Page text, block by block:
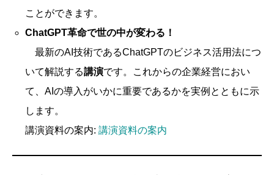
ことができます。
ChatGPT革命で世の中が変わる！
最新のAI技術であるChatGPTのビジネス活用法につ
いて解説する講演です。これからの企業経営におい
て、AIの導入がいかに重要であるかを実例とともに示
します。
講演資料の案内: 講演資料の案内